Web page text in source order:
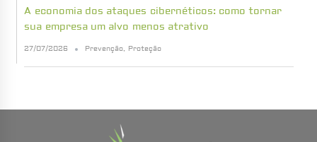
A economia dos ataques cibernéticos: como tornar
sua empresa um alvo menos atrativo
27/07/2026 Prevenção, Proteção